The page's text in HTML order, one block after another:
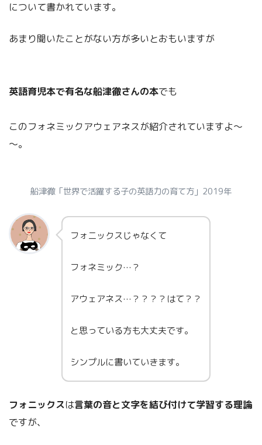
について書かれています。
あまり聞いたことがない方が多いとおもいますが
英語育児本で有名な船津徹さんの本でも
このフォネミックアウェアネスが紹介されていますよ～
～。
船津徹「世界で活躍する子の英語力の育て方」2019年
フォニックスじゃなくて
フォネミック…？
アウェアネス…？？？？はて？？
と思っている方も大丈夫です。
シンプルに書いていきます。
フォニックスは言葉の音と文字を結び付けて学習する理論
ですが、